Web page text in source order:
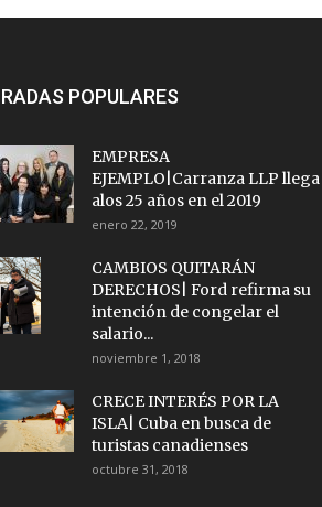
POPULARES
EMPRESA
EJEMPLO|Carranza LLP llega
alos 25 años en el 2019
enero 22, 2019
CAMBIOS QUITARÁN
DERECHOS| Ford refirma su
intención de congelar el
salario...
noviembre 1, 2018
CRECE INTERÉS POR LA
ISLA| Cuba en busca de
turistas canadienses
octubre 31, 2018